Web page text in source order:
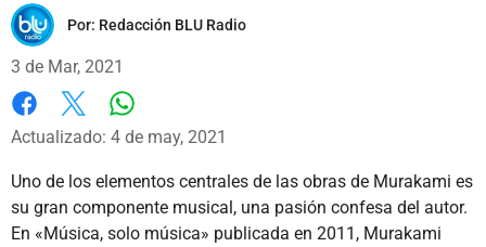
Por: Redacción BLU Radio
3 de Mar, 2021
Facebook
X
Actualizado: 4 de may, 2021
Uno de los elementos centrales de las obras de Murakami es
su gran componente musical, una pasión confesa del autor.
En «Música, solo música» publicada en 2011, Murakami